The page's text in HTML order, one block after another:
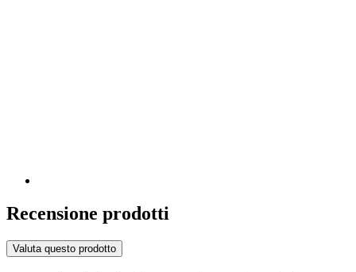
Recensione prodotti
Valuta questo prodotto